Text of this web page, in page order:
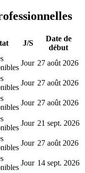
J/S
Date de
début
Jour 27 août 2026
Jour 27 août 2026
Jour 27 août 2026
Jour 21 sept. 2026
Jour 27 août 2026
Jour 14 sept. 2026